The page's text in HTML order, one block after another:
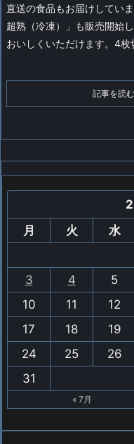
直送の食品もお届けしていま
超熟（冷凍）」も販売開始
おいしくいただけます。4枚
記事を読む
月
火 水
3
4 5
10
11 12
17
18 19
24
25 26
31
« 7月